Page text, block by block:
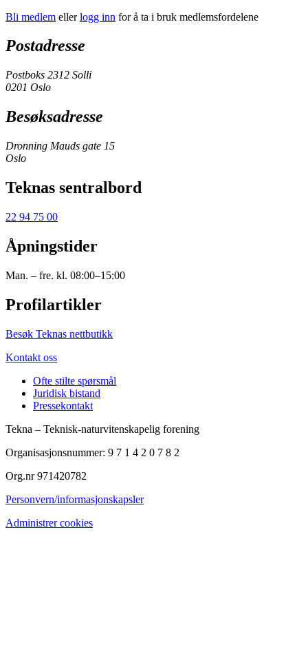
Bli medlem ellerlogg inn for å ta i bruk medlemsfordelene
Postadresse
Postboks 2312 Solli
0201 Oslo
Besøksadresse
Dronning Mauds gate 15
Oslo
Teknas sentralbord
22 94 75 00
Åpningstider
Man. – fre. kl. 08:00–15:00
Profilartikler
Besøk Teknas nettbutikk
Kontakt oss
Ofte stilte spørsmål
Juridisk bistand
Pressekontakt
Tekna – Teknisk-naturvitenskapelig forening
Organisasjonsnummer: 9 7 1 4 2 0 7 8 2
Org.nr 971420782
Personvern/informasjonskapsler
Administrer cookies